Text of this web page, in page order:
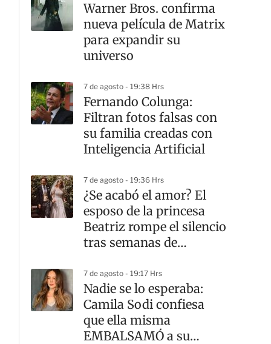
Warner Bros. confirma
nueva película de Matrix
para expandir su
universo
7 de agosto - 19:38 Hrs
Fernando Colunga:
Filtran fotos falsas con
su familia creadas con
Inteligencia Artificial
7 de agosto - 19:36 Hrs
¿Se acabó el amor? El
esposo de la princesa
Beatriz rompe el silencio
tras semanas de
7 de agosto - 19:17 Hrs
Nadie se lo esperaba:
Camila Sodi confiesa
que ella misma
EMBALSAMÓ a su